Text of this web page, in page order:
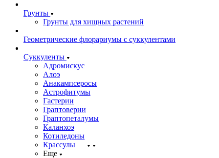
Грунты
Грунты для хищных растений
Геометрические флорариумы с суккулентами
Суккуленты
Адромискус
Алоэ
Анакампсеросы
Астрофитумы
Гастерии
Граптоверии
Граптопеталумы
Каланхоэ
Котиледоны
Крассулы
Еще